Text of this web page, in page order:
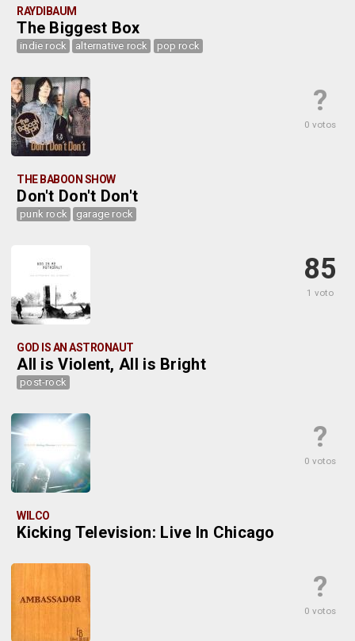
RAYDIBAUM
The Biggest Box
indie rock alternative rock pop rock
?
0 votos
THE BABOON SHOW
Don't Don't Don't
punk rock garage rock
85
1 voto
GOD IS AN ASTRONAUT
All is Violent, All is Bright
post-rock
?
0 votos
WILCO
Kicking Television: Live In Chicago
?
0 votos